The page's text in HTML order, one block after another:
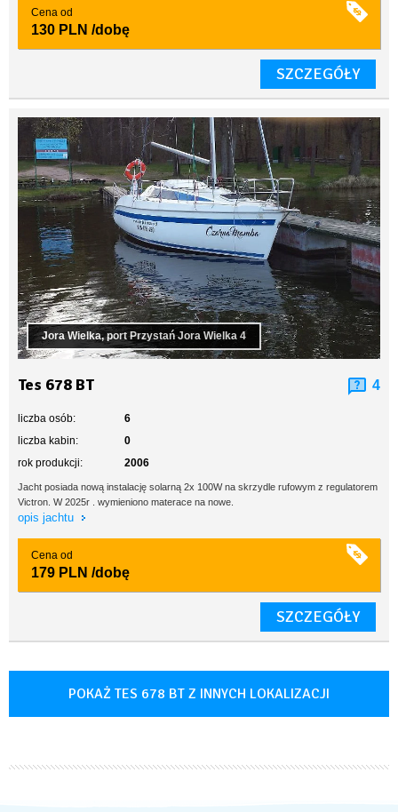
Cena od
130 PLN /dobę
SZCZEGÓŁY
Jora Wielka, port Przystań Jora Wielka 4
Tes 678 BT 4
liczba osób:
6
liczba kabin:
0
rok produkcji:
2006
Jacht posiada nową instalację solarną 2x 100W na skrzydle rufowym z regulatorem
Victron. W 2025r . wymieniono materace na nowe.
opis jachtu
Cena od
179 PLN /dobę
SZCZEGÓŁY
POKAŻ TES 678 BT Z INNYCH LOKALIZACJI